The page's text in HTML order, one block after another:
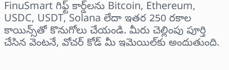
FinuSmart గిఫ్ట్ కార్డ్‌లను Bitcoin, Ethereum,
USDC, USDT, Solana లేదా ఇతర 250 రకాల
కాయిన్స్‌తో కొనుగోలు చేయండి. మీరు చెల్లింపు పూర్తి
చేసిన వెంటనే, వోచర్ కోడ్ మీ ఇమెయిల్‌కు అందుతుంది.